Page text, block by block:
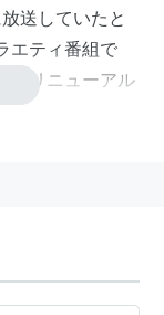
送していたと
エティ番組で
のリニューアル
での「